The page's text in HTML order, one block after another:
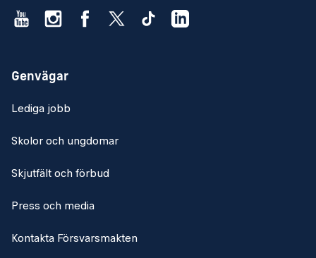
Genvägar
Lediga jobb
Skolor och ungdomar
Skjutfält och förbud
Press och media
Kontakta Försvarsmakten